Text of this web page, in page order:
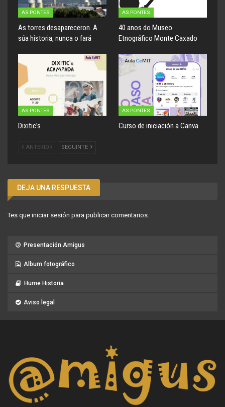
AS PONTES
As torres desapareceron. A
súa historia, nunca o fará
AS PONTES
40 anos do Museo
Etnográfico Monte Caxado
AS PONTES
Dixitic’s
AS PONTES
Curso de iniciación a Canva
ANTERIOR SEGUINTE
DEJA UNA RESPUESTA
Tes que iniciar sesión para publicar comentarios.
Presentación Amigus
Album fotográfico
Hume Historia
Aviso legal